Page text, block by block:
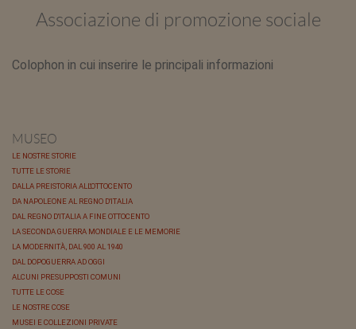
Associazione di promozione sociale
Colophon in cui inserire le principali informazioni
MUSEO
LE NOSTRE STORIE
TUTTE LE STORIE
DALLA PREISTORIA ALL'OTTOCENTO
DA NAPOLEONE AL REGNO D'ITALIA
DAL REGNO D'ITALIA A FINE OTTOCENTO
LA SECONDA GUERRA MONDIALE E LE MEMORIE
LA MODERNITÀ, DAL 900 AL 1940
DAL DOPOGUERRA AD OGGI
ALCUNI PRESUPPOSTI COMUNI
TUTTE LE COSE
LE NOSTRE COSE
MUSEI E COLLEZIONI PRIVATE